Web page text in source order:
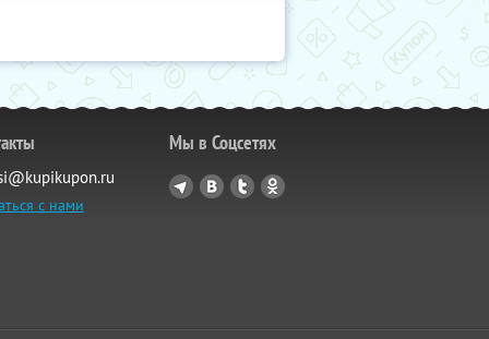
с нами
Мы в Соцсетях